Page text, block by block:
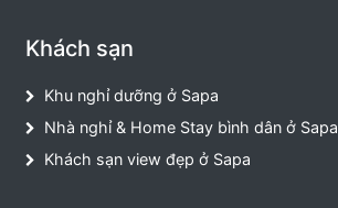
Khách sạn
Khu nghỉ dưỡng ở Sapa
Nhà nghỉ & Home Stay bình dân ở Sapa
Khách sạn view đẹp ở Sapa